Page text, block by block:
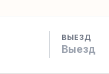
ВЫЕЗД